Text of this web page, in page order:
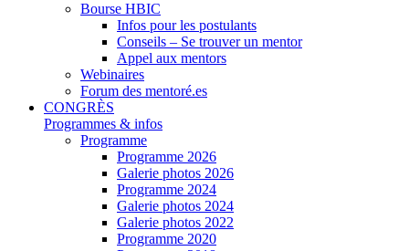
Bourse HBIC
Infos pour les postulants
Conseils – Se trouver un mentor
Appel aux mentors
Webinaires
Forum des mentoré.es
CONGRÈS
Programmes & infos
Programme
Programme 2026
Galerie photos 2026
Programme 2024
Galerie photos 2024
Galerie photos 2022
Programme 2020